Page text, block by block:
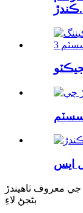
معروف ٺاهيندڙ
بڻجڻ لاءِ